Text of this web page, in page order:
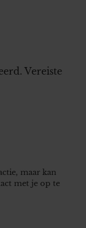
Vereiste
maar kan
met je op te